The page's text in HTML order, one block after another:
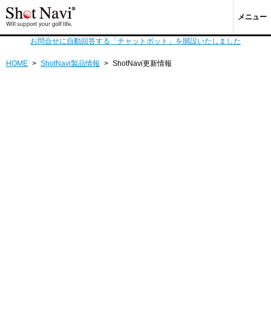
メニュー
お問合せに自動回答する「チャットボット」を開設いたしました
HOME > ShotNavi製品情報 > ShotNavi更新情報